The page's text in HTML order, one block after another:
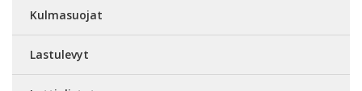
Kulmasuojat
Lastulevyt